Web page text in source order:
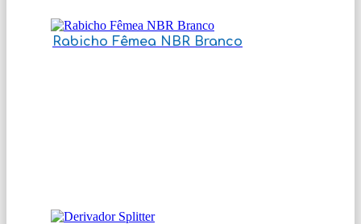
Rabicho Fêmea NBR Branco